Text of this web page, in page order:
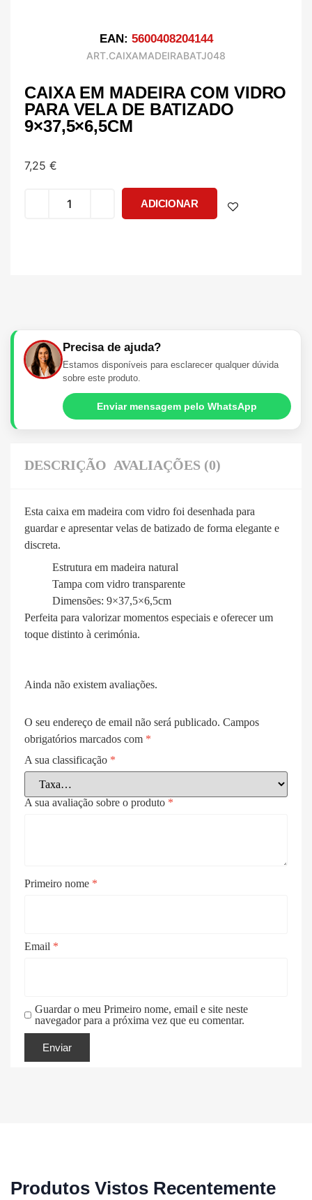
EAN: 5600408204144
ART.CAIXAMADEIRABATJ048
CAIXA EM MADEIRA COM VIDRO
PARA VELA DE BATIZADO
9×37,5×6,5CM
7,25 €
ADICIONAR
Precisa de ajuda?
Estamos disponíveis para esclarecer qualquer dúvida
sobre este produto.
Enviar mensagem pelo WhatsApp
DESCRIÇÃO AVALIAÇÕES (0)
Esta caixa em madeira com vidro foi desenhada para
guardar e apresentar velas de batizado de forma elegante e
discreta.
Estrutura em madeira natural
Tampa com vidro transparente
Dimensões: 9×37,5×6,5cm
Perfeita para valorizar momentos especiais e oferecer um
toque distinto à cerimónia.
Ainda não existem avaliações.
O seu endereço de email não será publicado. Campos
obrigatórios marcados com *
A sua classificação *
A sua avaliação sobre o produto *
Primeiro nome *
Email *
Guardar o meu Primeiro nome, email e site neste
navegador para a próxima vez que eu comentar.
Produtos Vistos Recentemente